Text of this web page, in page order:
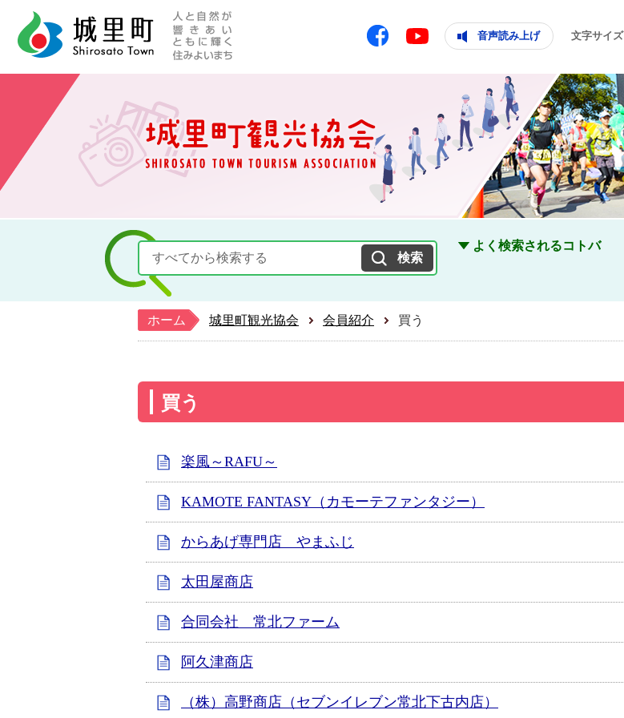
人と自然が響きあいともに輝く住みよいまち
Facebook Youtube 音声読み上げ 文字サイズ
よく検索されるコトバ
ホーム 城里町観光協会 会員紹介 買う
買う
楽風～RAFU～
KAMOTE FANTASY（カモーテファンタジー）
からあげ専門店 やまふじ
太田屋商店
合同会社 常北ファーム
阿久津商店
（株）高野商店（セブンイレブン常北下古内店）